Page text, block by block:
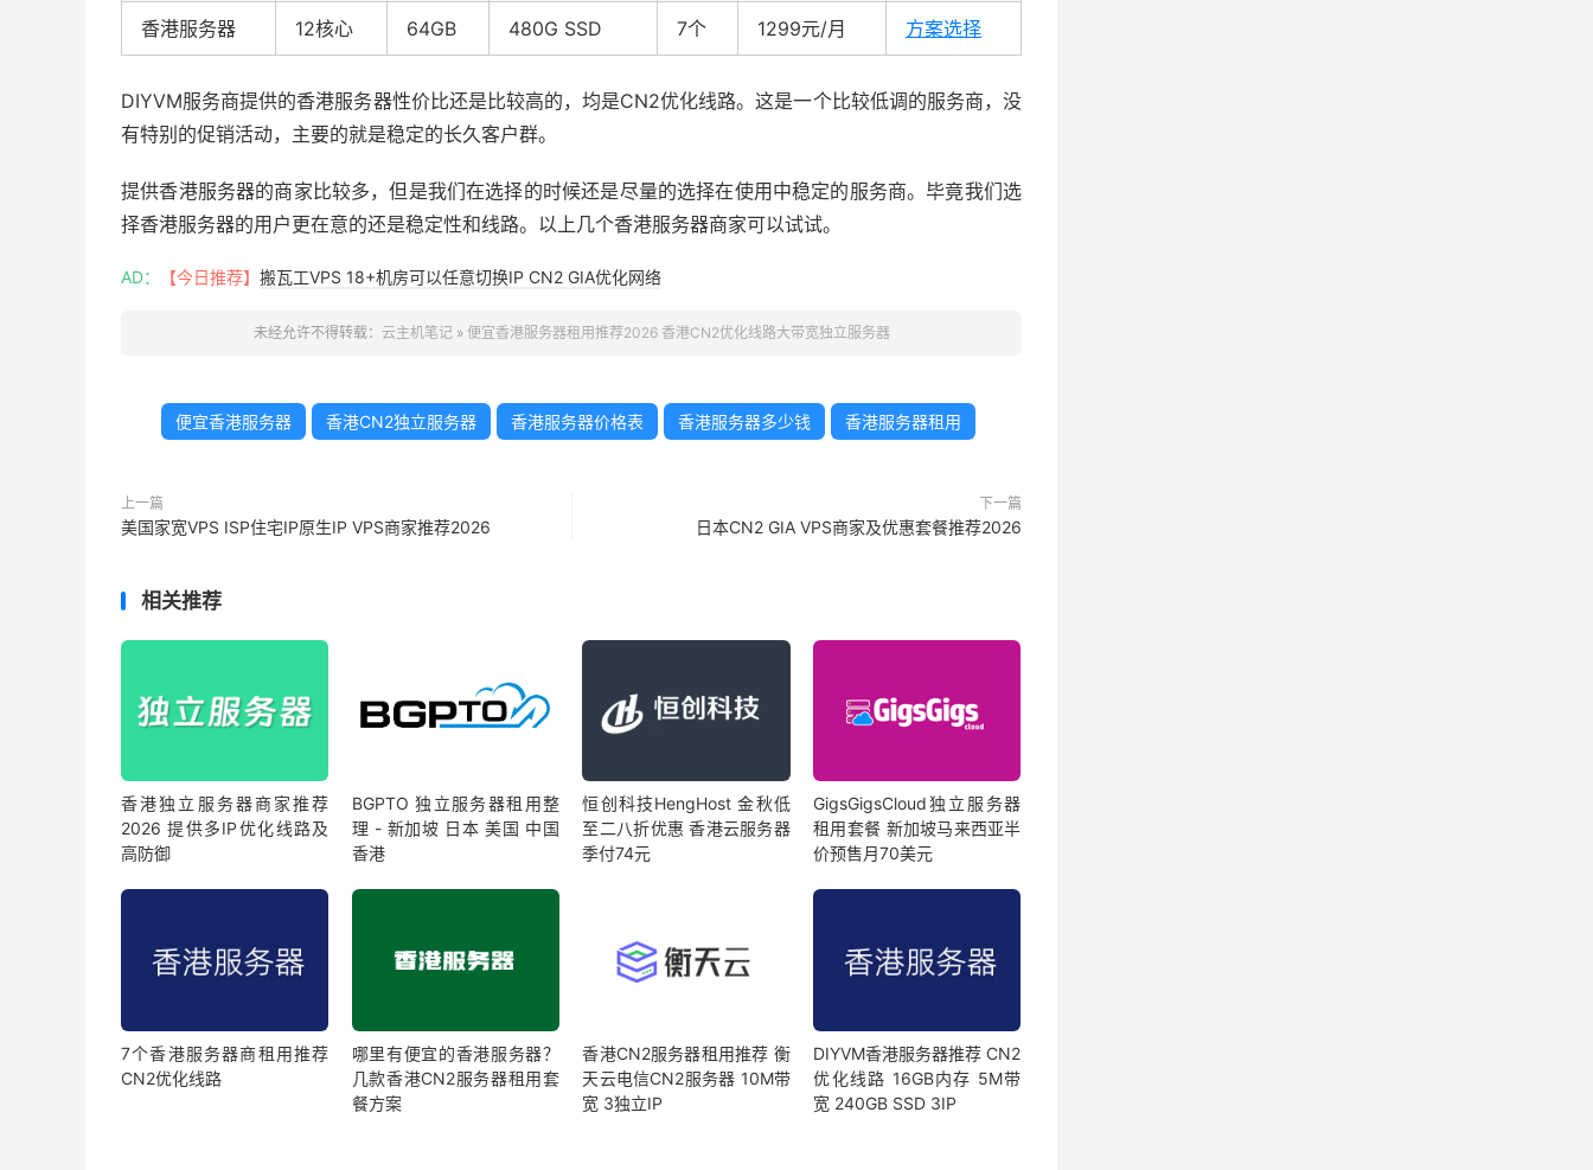
香港服务器 12核心 64GB 480G SSD 7个 1299元/月 方案选择
DIYVM服务商提供的香港服务器性价比还是比较高的，均是CN2优化线路。这是一个比较低调的服务商，没
有特别的促销活动，主要的就是稳定的长久客户群。
提供香港服务器的商家比较多，但是我们在选择的时候还是尽量的选择在使用中稳定的服务商。毕竟我们选
择香港服务器的用户更在意的还是稳定性和线路。以上几个香港服务器商家可以试试。
AD： 【今日推荐】 搬瓦工VPS 18+机房可以任意切换IP CN2 GIA优化网络
未经允许不得转载： 云主机笔记» 便宜香港服务器租用推荐2026 香港CN2优化线路大带宽独立服务器
便宜香港服务器 香港CN2独立服务器 香港服务器价格表 香港服务器多少钱 香港服务器租用
上一篇
美国家宽VPS ISP住宅IP原生IP VPS商家推荐2026
下一篇
日本CN2 GIA VPS商家及优惠套餐推荐2026
相关推荐
香港独立服务器商家推荐
2026 提供多IP优化线路及
高防御
BGPTO 独立服务器租用整
理 - 新加坡 日本 美国 中国
香港
恒创科技HengHost 金秋低
至二八折优惠 香港云服务器
季付74元
GigsGigsCloud独立服务器
租用套餐 新加坡马来西亚半
价预售月70美元
7个香港服务器商租用推荐
CN2优化线路
哪里有便宜的香港服务器？
几款香港CN2服务器租用套
餐方案
香港CN2服务器租用推荐 衡
天云电信CN2服务器 10M带
宽 3独立IP
DIYVM香港服务器推荐 CN2
优化线路 16GB内存 5M带
宽 240GB SSD 3IP